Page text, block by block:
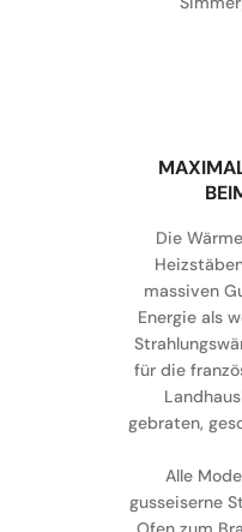
Die
massiven
Energie als
für die
gebraten,
Alle
gusseiserne